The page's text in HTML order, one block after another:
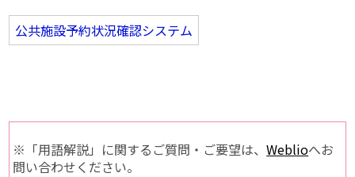
公共施設予約状況確認システム
※「用語解説」に関するご質問・ご要望は、Weblioへお
問い合わせください。